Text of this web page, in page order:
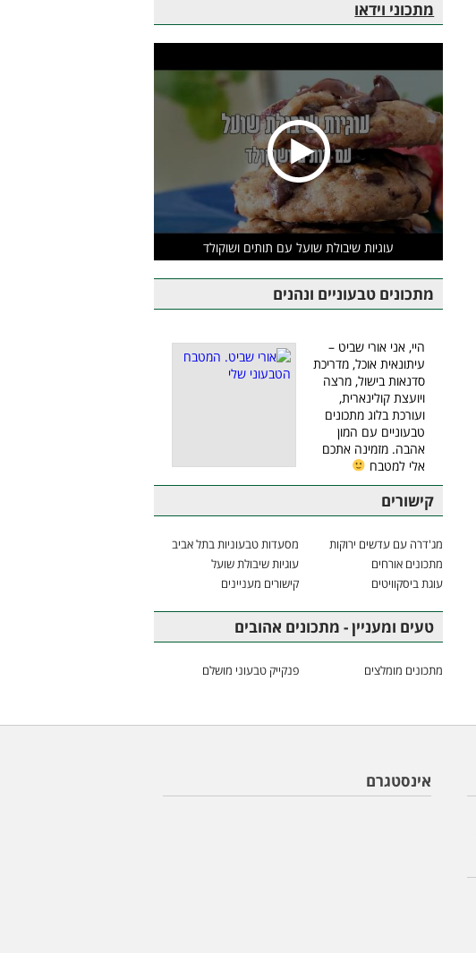
מתכוני וידאו
עוגיות שיבולת שועל עם תותים ושוקולד
מתכונים טבעוניים ונהנים
היי, אני אורי שביט –
עיתונאית אוכל, מדריכת
סדנאות בישול, מרצה
ויועצת קולינארית,
ועורכת בלוג מתכונים
טבעוניים עם המון
אהבה. מזמינה אתכם
אלי למטבח
קישורים
מג'דרה עם עדשים ירוקות
מסעדות טבעוניות בתל אביב
מתכונים אורחים
עוגיות שיבולת שועל
עוגת ביסקוויטים
קישורים מעניינים
טעים ומעניין - מתכונים אהובים
מתכונים מומלצים פנקייק טבעוני מושלם
אינסטגרם